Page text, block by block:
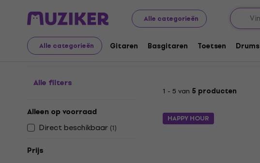
Alle categorieën
Alle categorieën Gitaren Basgitaren Toetsen Drums
Muziekinstrumenten Studio Geluidskaarten DSP-audiosystemen
DSP-audiosystemen
Alle filters
Alleen op voorraad
Direct beschikbaar (1)
Prijs
1 - 5 van 5 producten
HAPPY HOUR